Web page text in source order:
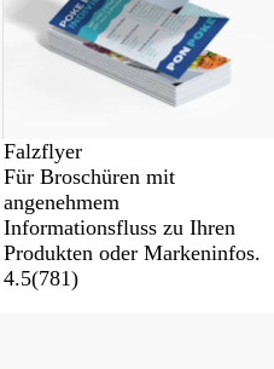
Falzflyer
Für Broschüren mit
angenehmem
Informationsfluss zu Ihren
Produkten oder Markeninfos.
4.5(781)